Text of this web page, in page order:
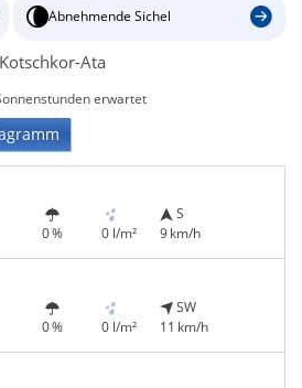
Abnehmende Sichel
Ata
erwartet
0 % 0 l/m²
S
9 km/h
0 % 0 l/m²
SW
11 km/h